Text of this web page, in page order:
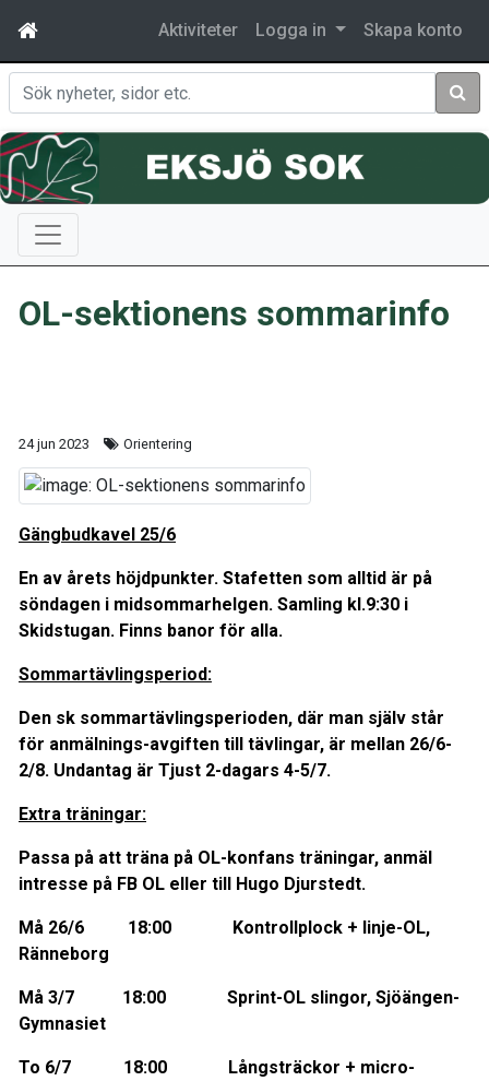
Aktiviteter Logga in Skapa konto
Sök
OL-sektionens sommarinfo
24 jun 2023 Orientering
Gängbudkavel 25/6
En av årets höjdpunkter. Stafetten som alltid är på
söndagen i midsommarhelgen. Samling kl.9:30 i
Skidstugan. Finns banor för alla.
Sommartävlingsperiod:
Den sk sommartävlingsperioden, där man själv står
för anmälnings-avgiften till tävlingar, är mellan 26/6-
2/8. Undantag är Tjust 2-dagars 4-5/7.
Extra träningar:
Passa på att träna på OL-konfans träningar, anmäl
intresse på FB OL eller till Hugo Djurstedt.
Må 26/6 18:00 Kontrollplock + linje-OL,
Ränneborg
Må 3/7 18:00 Sprint-OL slingor, Sjöängen-
Gymnasiet
To 6/7 18:00 Långsträckor + micro-